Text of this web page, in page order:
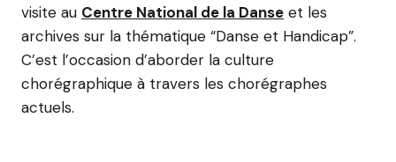
visite au Centre National de la Danse et les
archives sur la thématique “Danse et Handicap”.
C’est l’occasion d’aborder la culture
chorégraphique à travers les chorégraphes
actuels.